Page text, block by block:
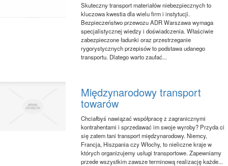
Skuteczny transport materiałów niebezpiecznych to
kluczowa kwestia dla wielu firm i instytucji.
Bezpieczeństwo przewozu ADR Warszawa wymaga
specjalistycznej wiedzy i doświadczenia. Właściwie
zabezpieczone ładunki oraz przestrzeganie
rygorystycznych przepisów to podstawa udanego
transportu. Dlatego warto zaufać...
Międzynarodowy transport
towarów
Chciałbyś nawiązać współpracę z zagranicznymi
kontrahentami i sprzedawać im swoje wyroby? Przyda ci
się zatem tani transport międzynarodowy. Niemcy,
Francja, Hiszpania czy Włochy, to nieliczne kraje w
których organizujemy usługi transportowe. Zapewniamy
przede wszystkim zawsze terminową realizację każde...